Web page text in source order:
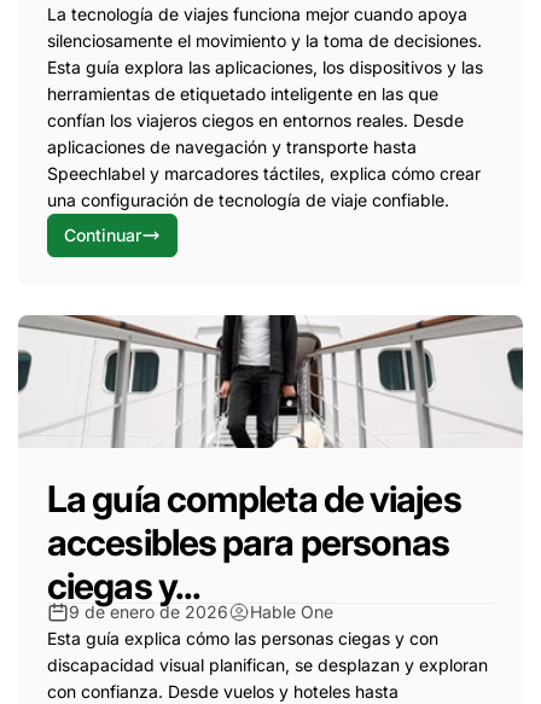
La tecnología de viajes funciona mejor cuando apoya
silenciosamente el movimiento y la toma de decisiones.
Esta guía explora las aplicaciones, los dispositivos y las
herramientas de etiquetado inteligente en las que
confían los viajeros ciegos en entornos reales. Desde
aplicaciones de navegación y transporte hasta
Speechlabel y marcadores táctiles, explica cómo crear
una configuración de tecnología de viaje confiable.
Continuar
La guía completa de viajes
accesibles para personas
ciegas y...
9 de enero de 2026
Hable One
Esta guía explica cómo las personas ciegas y con
discapacidad visual planifican, se desplazan y exploran
con confianza. Desde vuelos y hoteles hasta